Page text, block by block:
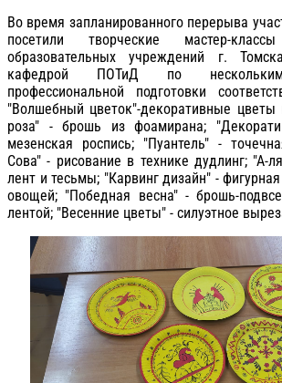
Во время запланированного перерыва
посетили творческие мастер-
образовательных учреждений г.
кафедрой ПОТиД по нескольким
профессиональной подготовки
"Волшебный цветок"-декоративные цветы
роза" - брошь из фоамирана;
мезенская роспись; "Пуантель" -
Сова" - рисование в технике дудлинг; "А-
лент и тесьмы; "Карвинг дизайн" -
овощей; "Победная весна" - брошь-
лентой; "Весенние цветы" - силуэтное